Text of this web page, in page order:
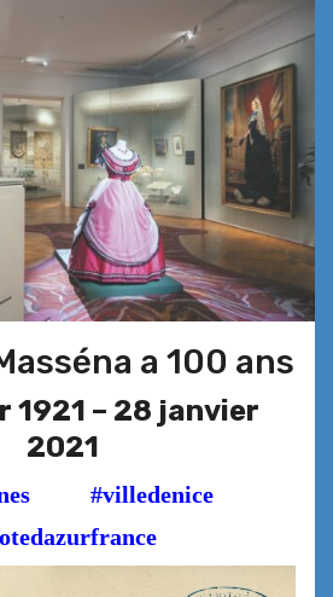
a 100 ans
1921 – 28 janvier
2021
#villedenice